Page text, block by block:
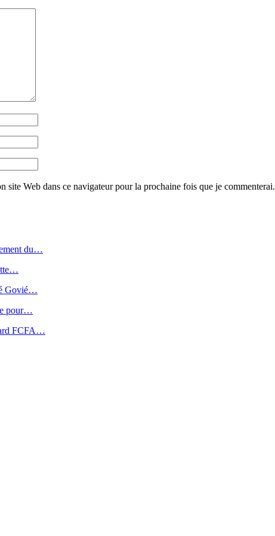
site Web dans ce navigateur pour la prochaine fois que je commenterai.
du…
Govié…
pour…
FCFA…